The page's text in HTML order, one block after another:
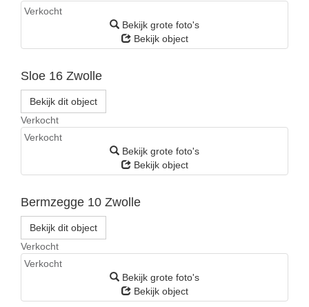
Verkocht
Bekijk grote foto's
Bekijk object
Sloe 16 Zwolle
Bekijk dit object
Verkocht
Verkocht
Bekijk grote foto's
Bekijk object
Bermzegge 10 Zwolle
Bekijk dit object
Verkocht
Verkocht
Bekijk grote foto's
Bekijk object